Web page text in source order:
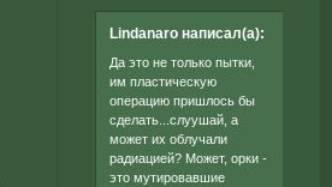
Lindanaro написал(а):
Да это не только пытки,
им пластическую
операцию пришлось бы
сделать...слуушай, а
может их облучали
радиацией? Может, орки -
это мутировавшие